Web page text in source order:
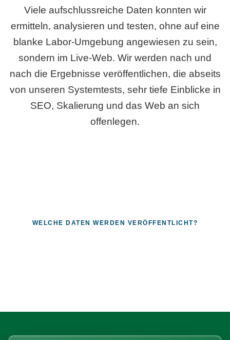
Viele aufschlussreiche Daten konnten wir
ermitteln, analysieren und testen, ohne auf eine
blanke Labor-Umgebung angewiesen zu sein,
sondern im Live-Web. Wir werden nach und
nach die Ergebnisse veröffentlichen, die abseits
von unseren Systemtests, sehr tiefe Einblicke in
SEO, Skalierung und das Web an sich
offenlegen.
WELCHE DATEN WERDEN VERÖFFENTLICHT?